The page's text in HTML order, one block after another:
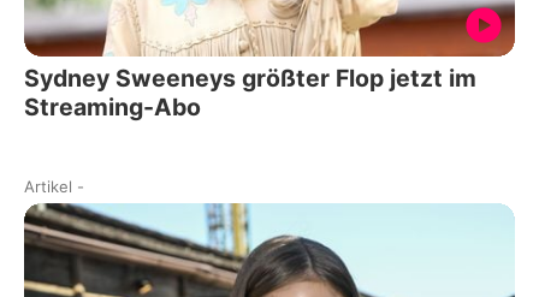
Sydney Sweeneys größter Flop jetzt im
Streaming-Abo
Artikel -